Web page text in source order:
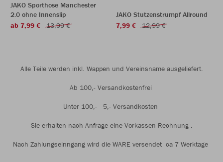
JAKO Sporthose Manchester
2.0 ohne Innenslip
ab 7,99 €
13,99 €
JAKO Stutzenstrumpf Allround
7,99 €
12,99 €
Alle Teile werden inkl. Wappen und Vereinsname ausgeliefert.
Ab 100,- Versandkostenfrei
Unter 100,- 5,- Versandkosten
Sie erhalten nach Anfrage eine Vorkassen Rechnung .
Nach Zahlungseinngang wird die WARE versendet ca 7 Werktage